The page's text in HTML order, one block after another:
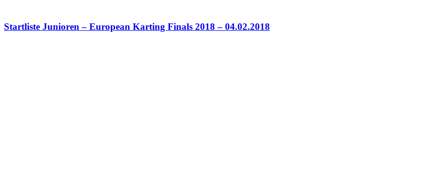
Startliste Junioren – European Karting Finals 2018 – 04.02.2018